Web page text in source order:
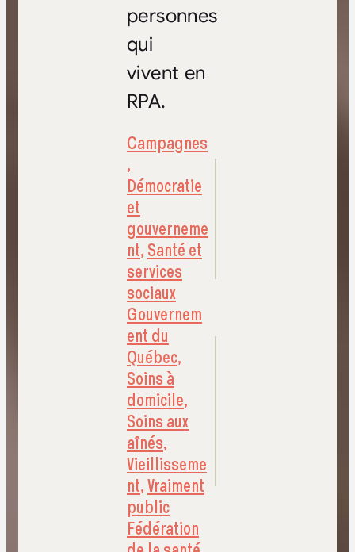
personnes
qui
vivent en
RPA.
Campagnes
,
Démocratie
et
gouverneme
nt,Santé et
services
sociaux
Gouvernem
ent du
Québec,
Soins à
domicile,
Soins aux
aînés,
Vieillisseme
nt,Vraiment
public
Fédération